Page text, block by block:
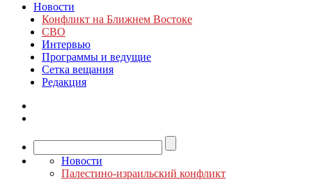
Новости
Конфликт на Ближнем Востоке
СВО
Интервью
Программы и ведущие
Сетка вещания
Редакция
Новости
Палестино-израильский конфликт